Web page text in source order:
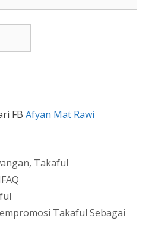
FB Afyan Mat Rawi
, Takaful
Takaful Sebagai